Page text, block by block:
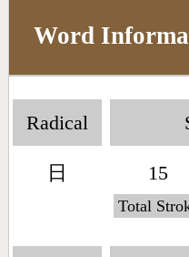
Word
Radical
日 15
Total